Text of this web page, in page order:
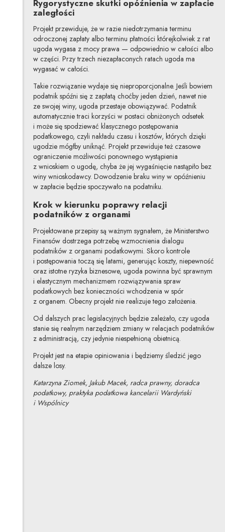
Rygorystyczne skutki opóźnienia w zapłacie
zaległości
Projekt przewiduje, że w razie niedotrzymania terminu
odroczonej zapłaty albo terminu płatności którejkolwiek z rat
ugoda wygasa z mocy prawa — odpowiednio w całości albo
w części. Przy trzech niezapłaconych ratach ugoda ma
wygasać w całości.
Takie rozwiązanie wydaje się nieproporcjonalne. Jeśli bowiem
podatnik spóźni się z zapłatą choćby jeden dzień, nawet nie
ze swojej winy, ugoda przestaje obowiązywać. Podatnik
automatycznie traci korzyści w postaci obniżonych odsetek
i może się spodziewać klasycznego postępowania
podatkowego, czyli nakładu czasu i kosztów, których dzięki
ugodzie mógłby uniknąć. Projekt przewiduje też czasowe
ograniczenie możliwości ponownego wystąpienia
z wnioskiem o ugodę, chyba że jej wygaśnięcie nastąpiło bez
winy wnioskodawcy. Dowodzenie braku winy w opóźnieniu
w zapłacie będzie spoczywało na podatniku.
Krok w kierunku poprawy relacji
podatników z organami
Projektowane przepisy są ważnym sygnałem, że Ministerstwo
Finansów dostrzega potrzebę wzmocnienia dialogu
podatników z organami podatkowymi. Skoro kontrole
i postępowania toczą się latami, generując koszty, niepewność
oraz istotne ryzyka biznesowe, ugoda powinna być sprawnym
i elastycznym mechanizmem rozwiązywania spraw
podatkowych bez konieczności wchodzenia w spór
z organem. Obecny projekt nie realizuje tego założenia.
Od dalszych prac legislacyjnych będzie zależało, czy ugoda
stanie się realnym narzędziem zmiany w relacjach podatników
z administracją, czy jedynie niespełnioną obietnicą.
Projekt jest na etapie opiniowania i będziemy śledzić jego
dalsze losy.
Katarzyna Ziomek, Jakub Macek, radca prawny, doradca
podatkowy, praktyka podatkowa kancelarii Wardyński
i Wspólnicy